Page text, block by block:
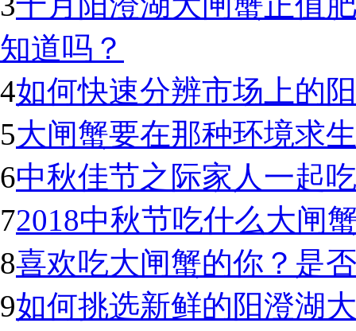
知道吗？
4如何快速分辨市场上的
5大闸蟹要在那种环境求
6中秋佳节之际家人一起
72018中秋节吃什么大闸
8喜欢吃大闸蟹的你？是
9如何挑选新鲜的阳澄湖